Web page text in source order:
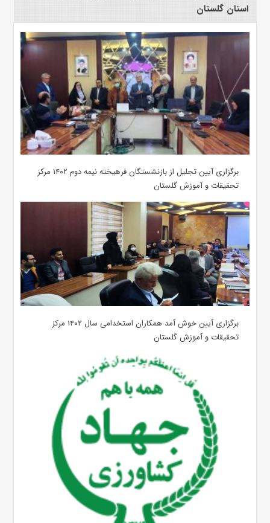
استان گلستان
برگزاری آیین تجلیل از بازنشستگان فرهیخته نیمه دوم ۱۴۰۲ مرکز
تحقیقات و آموزش گلستان
برگزاری آیین خوش آمد همکاران استخدامی سال ۱۴۰۲ مرکز
تحقیقات و آموزش گلستان